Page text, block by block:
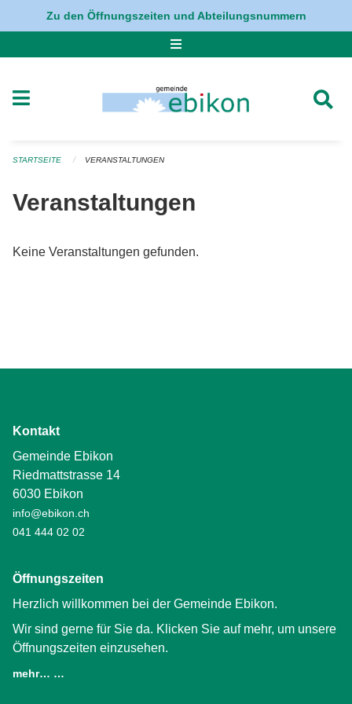
Navigation überspringen
Zu den Öffnungszeiten und Abteilungsnummern
STARTSEITE VERANSTALTUNGEN
Veranstaltungen
Keine Veranstaltungen gefunden.
Kontakt
Gemeinde Ebikon
Riedmattstrasse 14
6030 Ebikon
info@ebikon.ch
041 444 02 02
Öffnungszeiten
Herzlich willkommen bei der Gemeinde Ebikon.
Wir sind gerne für Sie da. Klicken Sie auf mehr, um unsere
Öffnungszeiten einzusehen.
mehr… …